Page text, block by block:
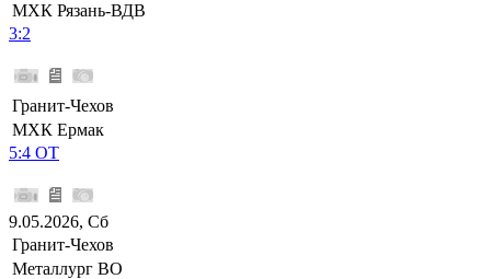
МХК Рязань-ВДВ
3:2
Гранит-Чехов
МХК Ермак
5:4 ОТ
9.05.2026, Сб
Гранит-Чехов
Металлург ВО